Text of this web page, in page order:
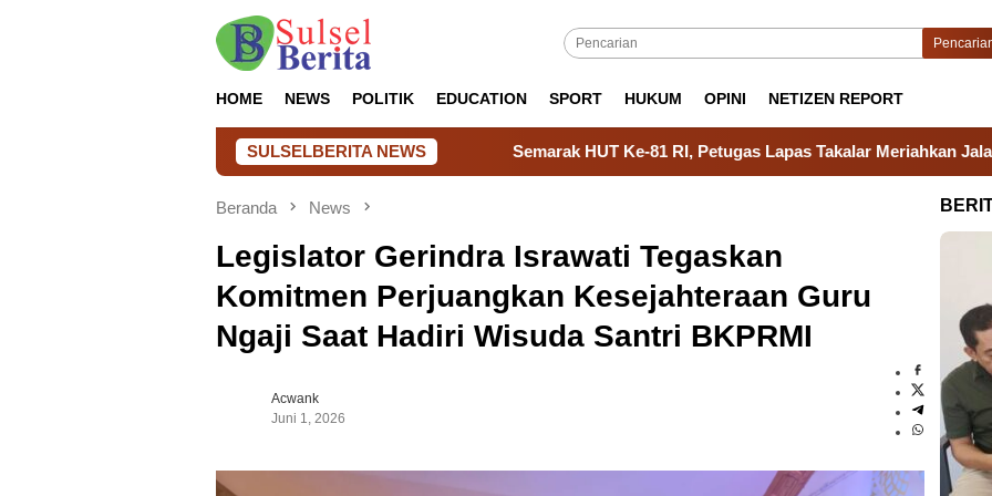
HOME NEWS POLITIK EDUCATION SPORT HUKUM OPINI NETIZEN REPORT
SULSELBERITA NEWS
Semarak HUT Ke-81 RI, Petugas Lapas Takalar Meriahkan Jalan Santai, Lomba
Beranda News
Legislator Gerindra Israwati Tegaskan
Komitmen Perjuangkan Kesejahteraan Guru
Ngaji Saat Hadiri Wisuda Santri BKPRMI
Acwank
Juni 1, 2026